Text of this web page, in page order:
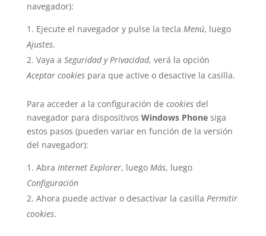
navegador):
Ejecute el navegador y pulse la tecla Menú, luego
Ajustes.
Vaya a Seguridad y Privacidad, verá la opción
Aceptar cookiespara que active o desactive la casilla.
Para acceder a la configuración de cookiesdel
navegador para dispositivos Windows Phonesiga
estos pasos (pueden variar en función de la versión
del navegador):
Abra Internet Explorer, luego Más, luego
Configuración
Ahora puede activar o desactivar la casilla Permitir
cookies.